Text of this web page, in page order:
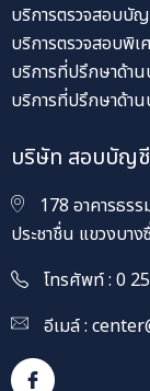
บริการตรวจสอบบั
บริการตรวจสอบพิเ
บริการที่ปรึกษาด้า
บริการที่ปรึกษาด้าน
บริษัท สอบบัญ
178 อาคารธร
ประชาชื่น แขวงบา
โทรศัพท์ : 0
อีเมล์ :